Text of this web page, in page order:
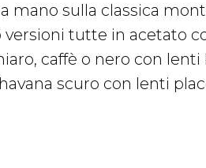
mano sulla classica
tutte in acetato
caffè o nero con
scuro con lenti